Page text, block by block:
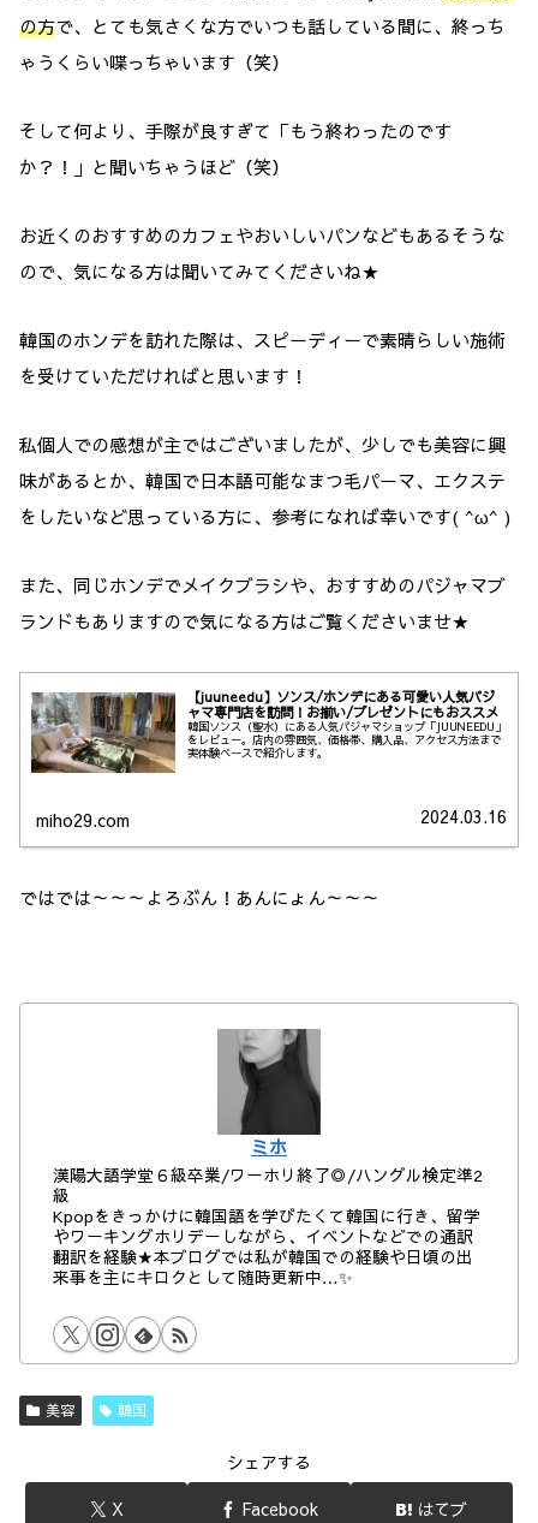
の方で、とても気さくな方でいつも話している間に、終っち
ゃうくらい喋っちゃいます（笑）
そして何より、手際が良すぎて「もう終わったのです
か？！」と聞いちゃうほど（笑）
お近くのおすすめのカフェやおいしいパンなどもあるそうな
ので、気になる方は聞いてみてくださいね★
韓国のホンデを訪れた際は、スピーディーで素晴らしい施術
を受けていただければと思います！
私個人での感想が主ではございましたが、少しでも美容に興
味があるとか、韓国で日本語可能なまつ毛パーマ、エクステ
をしたいなど思っている方に、参考になれば幸いです( ^ω^ )
また、同じホンデでメイクブラシや、おすすめのパジャマブ
ランドもありますので気になる方はご覧くださいませ★
【juuneedu】ソンス/ホンデにある可愛い人気パジ
ャマ専門店を訪問！お揃い/プレゼントにもおススメ
韓国ソンス（聖水）にある人気パジャマショップ「JUUNEEDU」
をレビュー。店内の雰囲気、価格帯、購入品、アクセス方法まで
実体験ベースで紹介します。
miho29.com 2024.03.16
ではでは～～～よろぶん！あんにょん～～～
ミホ
漢陽大語学堂６級卒業/ワーホリ終了◎/ハングル検定準2
級
Kpopをきっかけに韓国語を学びたくて韓国に行き、留学
やワーキングホリデーしながら、イベントなどでの通訳
翻訳を経験★本ブログでは私が韓国での経験や日頃の出
来事を主にキロクとして随時更新中…✨
美容 韓国
シェアする
X
Facebook はてブ